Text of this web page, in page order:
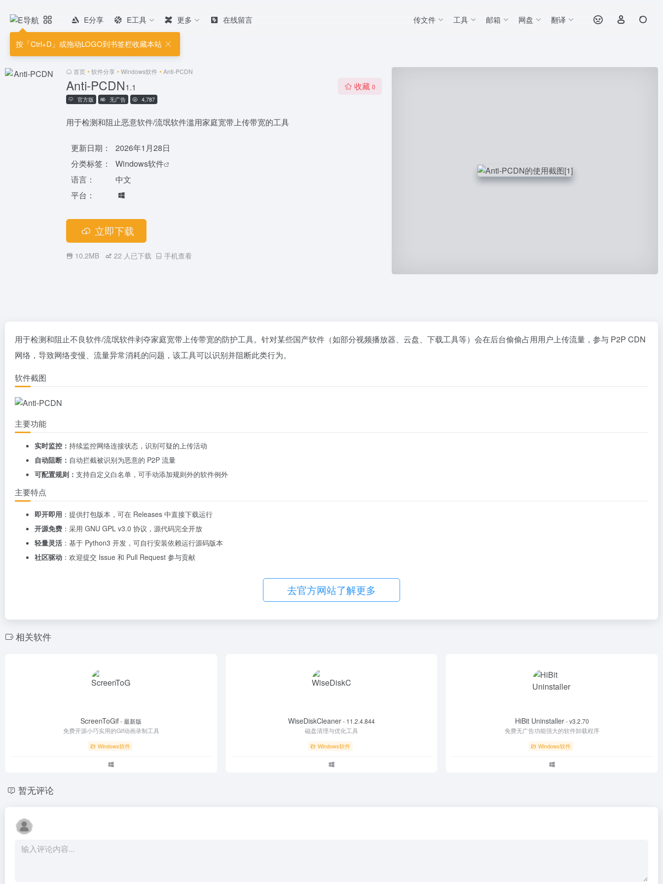
按「Ctrl+D」或拖动LOGO到书签栏收藏本站
E分享 E工具 更多 在线留言 传文件 工具 邮箱 网盘 翻译
首页 • 软件分享 • Windows软件 • Anti-PCDN
Anti-PCDN1.1
官方版 无广告 4,787
收藏 0
用于检测和阻止恶意软件/流氓软件滥用家庭宽带上传带宽的工具
更新日期：
2026年1月28日
分类标签：
Windows软件
语言：
中文
平台：
立即下载
10.2MB 22 人已下载 手机查看
用于检测和阻止不良软件/流氓软件剥夺家庭宽带上传带宽的防护工具。针对某些国产软件（如部分视频播放器、云盘、下载工具等）会在后台偷偷占用用户上传流量，参与 P2P CDN
网络，导致网络变慢、流量异常消耗的问题，该工具可以识别并阻断此类行为。
软件截图
主要功能
实时监控： 持续监控网络连接状态，识别可疑的上传活动
自动阻断： 自动拦截被识别为恶意的 P2P 流量
可配置规则： 支持自定义白名单，可手动添加规则外的软件例外
主要特点
即开即用 ：提供打包版本，可在 Releases 中直接下载运行
开源免费 ：采用 GNU GPL v3.0 协议，源代码完全开放
轻量灵活 ：基于 Python3 开发，可自行安装依赖运行源码版本
社区驱动 ：欢迎提交 Issue 和 Pull Request 参与贡献
去官方网站了解更多
相关软件
ScreenToGif- 最新版
免费开源小巧实用的Gif动画录制工具
Windows软件
WiseDiskCleaner- 11.2.4.844
磁盘清理与优化工具
Windows软件
HiBit Uninstaller- v3.2.70
免费无广告功能强大的软件卸载程序
Windows软件
暂无评论